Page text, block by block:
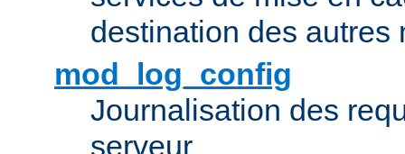
destination des autres
mod_log_config
Journalisation des
serveur